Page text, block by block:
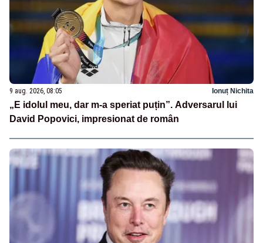
9 aug. 2026, 08:05 Ionuț Nichita
„E idolul meu, dar m-a speriat puțin”. Adversarul lui
David Popovici, impresionat de român